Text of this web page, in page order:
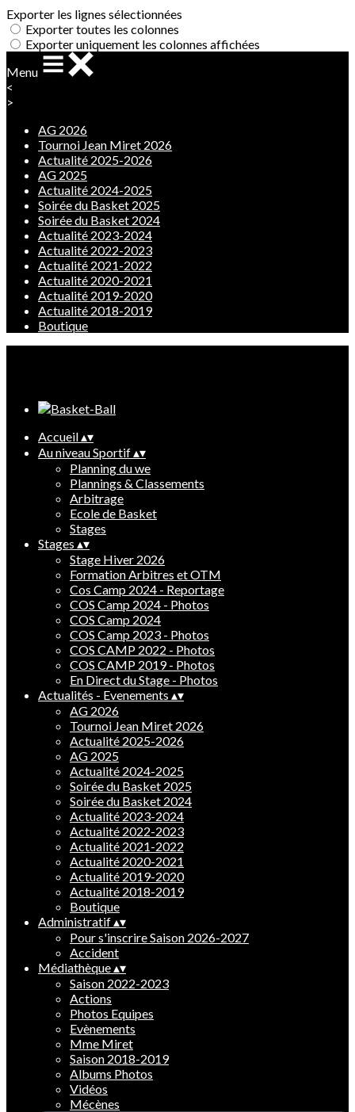
Exporter les lignes sélectionnées
Exporter toutes les colonnes
Exporter uniquement les colonnes affichées
Menu
<
>
AG 2026
Tournoi Jean Miret 2026
Actualité 2025-2026
AG 2025
Actualité 2024-2025
Soirée du Basket 2025
Soirée du Basket 2024
Actualité 2023-2024
Actualité 2022-2023
Actualité 2021-2022
Actualité 2020-2021
Actualité 2019-2020
Actualité 2018-2019
Boutique
Accueil▴▾
Au niveau Sportif▴▾
Planning du we
Plannings & Classements
Arbitrage
Ecole de Basket
Stages
Stages ▴▾
Stage Hiver 2026
Formation Arbitres et OTM
Cos Camp 2024 - Reportage
COS Camp 2024 - Photos
COS Camp 2024
COS Camp 2023 - Photos
COS CAMP 2022 - Photos
COS CAMP 2019 - Photos
En Direct du Stage - Photos
Actualités - Evenements ▴▾
AG 2026
Tournoi Jean Miret 2026
Actualité 2025-2026
AG 2025
Actualité 2024-2025
Soirée du Basket 2025
Soirée du Basket 2024
Actualité 2023-2024
Actualité 2022-2023
Actualité 2021-2022
Actualité 2020-2021
Actualité 2019-2020
Actualité 2018-2019
Boutique
Administratif▴▾
Pour s'inscrire Saison 2026-2027
Accident
Médiathèque▴▾
Saison 2022-2023
Actions
Photos Equipes
Evènements
Mme Miret
Saison 2018-2019
Albums Photos
Vidéos
Mécènes